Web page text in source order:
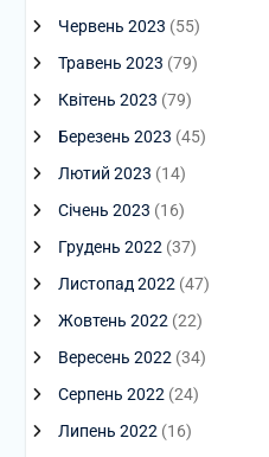
Червень 2023 (55)
Травень 2023 (79)
Квітень 2023 (79)
Березень 2023 (45)
Лютий 2023 (14)
Січень 2023 (16)
Грудень 2022 (37)
Листопад 2022 (47)
Жовтень 2022 (22)
Вересень 2022 (34)
Серпень 2022 (24)
Липень 2022 (16)